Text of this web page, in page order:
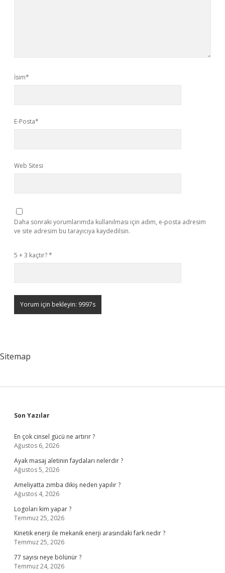
İsim*
E-Posta*
Web Sitesi
Daha sonraki yorumlarımda kullanılması için adım, e-posta adresim
ve site adresim bu tarayıcıya kaydedilsin.
5 + 3 kaçtır?*
Sitemap
Sidebar
Son Yazılar
En çok cinsel gücü ne artırır ?
Ağustos 6, 2026
Ayak masaj aletinin faydaları nelerdir ?
Ağustos 5, 2026
Ameliyatta zımba dikiş neden yapılır ?
Ağustos 4, 2026
Logoları kim yapar ?
Temmuz 25, 2026
Kinetik enerji ile mekanik enerji arasındaki fark nedir ?
Temmuz 25, 2026
77 sayısı neye bölünür ?
Temmuz 24, 2026